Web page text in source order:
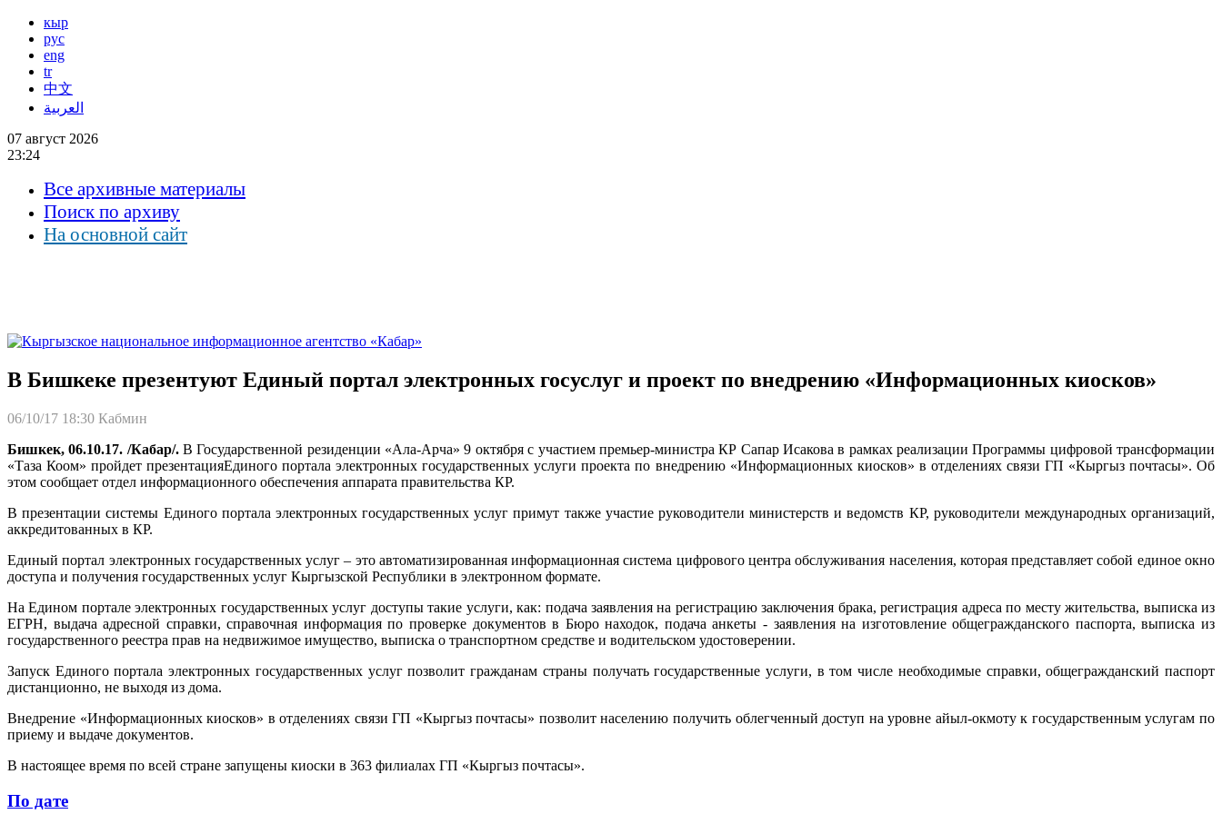
кыр
рус
eng
tr
中文
العربية
07 август 2026
23:24
Все архивные материалы
Поиск по архиву
На основной сайт
В Бишкеке презентуют Единый портал электронных госуслуг и проект по внедрению «Информационных киосков»
06/10/17 18:30 Кабмин
Бишкек, 06.10.17. /Кабар/.В Государственной резиденции «Ала-Арча» 9 октября с участием премьер-министра КР Сапар Исакова в рамках реализации Программы цифровой трансформации
«Таза Коом» пройдет презентацияЕдиного портала электронных государственных услуги проекта по внедрению «Информационных киосков» в отделениях связи ГП «Кыргыз почтасы». Об
этом сообщает отдел информационного обеспечения аппарата правительства КР.
В презентации системы Единого портала электронных государственных услуг примут также участие руководители министерств и ведомств КР, руководители международных организаций,
аккредитованных в КР.
Единый портал электронных государственных услуг – это автоматизированная информационная система цифрового центра обслуживания населения, которая представляет собой единое окно
доступа и получения государственных услуг Кыргызской Республики в электронном формате.
На Едином портале электронных государственных услуг доступы такие услуги, как: подача заявления на регистрацию заключения брака, регистрация адреса по месту жительства, выписка из
ЕГРН, выдача адресной справки, справочная информация по проверке документов в Бюро находок, подача анкеты - заявления на изготовление общегражданского паспорта, выписка из
государственного реестра прав на недвижимое имущество, выписка о транспортном средстве и водительском удостоверении.
Запуск Единого портала электронных государственных услуг позволит гражданам страны получать государственные услуги, в том числе необходимые справки, общегражданский паспорт
дистанционно, не выходя из дома.
Внедрение «Информационных киосков» в отделениях связи ГП «Кыргыз почтасы» позволит населению получить облегченный доступ на уровне айыл-окмоту к государственным услугам по
приему и выдаче документов.
В настоящее время по всей стране запущены киоски в 363 филиалах ГП «Кыргыз почтасы».
По дате